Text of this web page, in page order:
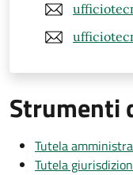
Strumenti
Tutela
Tutela